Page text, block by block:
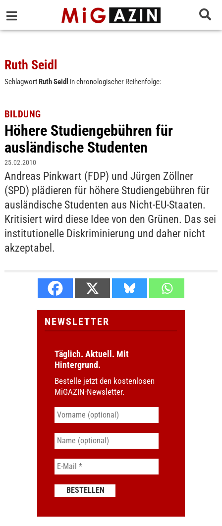
Ruth Seidl
SchlagwortRuth Seidl in chronologischer Reihenfolge:
BILDUNG
Höhere Studiengebühren für
ausländische Studenten
25.02.2010
Andreas Pinkwart (FDP) und Jürgen Zöllner
(SPD) plädieren für höhere Studiengebühren für
ausländische Studenten aus Nicht-EU-Staaten.
Kritisiert wird diese Idee von den Grünen. Das sei
institutionelle Diskriminierung und daher nicht
akzeptabel.
NEWSLETTER
Täglich. Aktuell. Mit
Hintergrund.
Bestelle jetzt den kostenlosen
MiGAZIN-Newsletter.